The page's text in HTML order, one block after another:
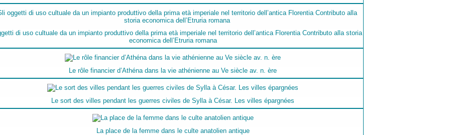
di uso cultuale da un impianto produttivo della prima età imperiale nel territorio dell’antica Florentia Contributo alla storia
economica dell’Etruria romana
Le rôle financier d’Athéna dans la vie athénienne au Ve siècle av. n. ère
Le sort des villes pendant les guerres civiles de Sylla à César. Les villes épargnées
La place de la femme dans le culte anatolien antique